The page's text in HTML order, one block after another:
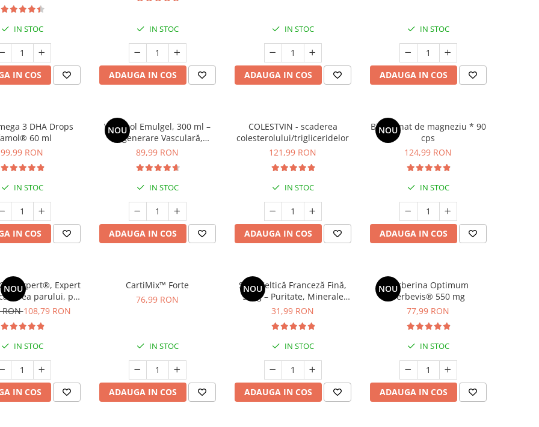
IN STOC
IN COS
IN STOC
ADAUGA IN COS
IN STOC
ADAUGA IN COS
IN STOC
ADAUGA IN COS
3 DHA Drops
60 ml
99,99 RON
IN STOC
IN COS
NOU
VariCool Emulgel, 300 ml –
Regenerare Vasculară,
Combaterea Varicelor și
89,99 RON
IN STOC
ADAUGA IN COS
COLESTVIN - scaderea
colesterolului/trigliceridelor
121,99 RON
IN STOC
ADAUGA IN COS
NOU
Bisglicinat de magneziu * 90
cps
124,99 RON
IN STOC
ADAUGA IN COS
NOUExpert®, Expert
parului, par
* 120 cps
RON108,79 RON
IN STOC
IN COS
CartiMix™ Forte
76,99 RON
IN STOC
ADAUGA IN COS
NOU
Sare Celtică Franceză Fină,
500g – Puritate, Minerale
Marine și Gust Autentic
31,99 RON
IN STOC
ADAUGA IN COS
NOUBerberina Optimum
Berbevis® 550 mg
77,99 RON
IN STOC
ADAUGA IN COS